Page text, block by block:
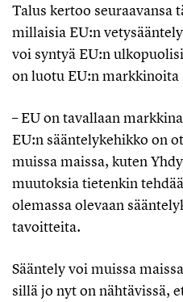
Talus kertoo seuraavansa
millaisia EU:n
voi syntyä EU:n
on luotu EU:n markkinoita
– EU on tavallaan
EU:n sääntelykehikko on
muissa maissa, kuten
muutoksia tietenkin
olemassa olevaan
tavoitteita.
Sääntely voi muissa
sillä jo nyt on nähtävissä,